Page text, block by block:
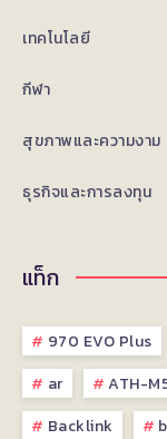
เทคโนโลยี
กีฬา
สุขภาพและความงาม
ธุรกิจและการลงทุน
แท็ก
970 EVO Plus
ar
ATH-
Backlink